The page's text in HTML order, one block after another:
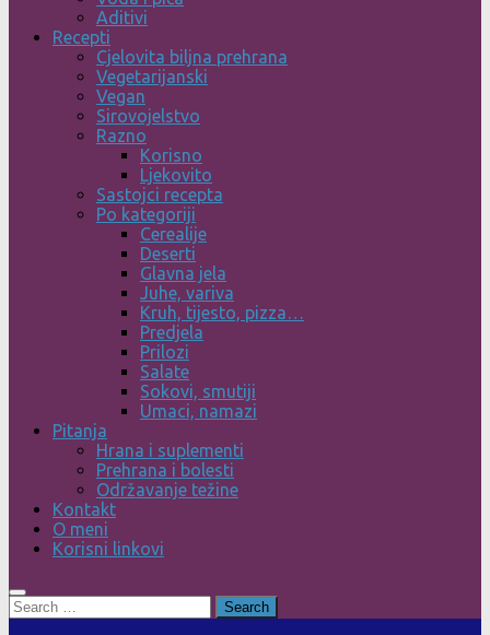
Aditivi
Recepti
Cjelovita biljna prehrana
Vegetarijanski
Vegan
Sirovojelstvo
Razno
Korisno
Ljekovito
Sastojci recepta
Po kategoriji
Cerealije
Deserti
Glavna jela
Juhe, variva
Kruh, tijesto, pizza…
Predjela
Prilozi
Salate
Sokovi, smutiji
Umaci, namazi
Pitanja
Hrana i suplementi
Prehrana i bolesti
Održavanje težine
Kontakt
O meni
Korisni linkovi
Search
for: